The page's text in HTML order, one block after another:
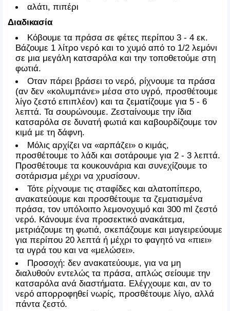
αλάτι, πιπέρι
Διαδικασία
Κόβουμε τα πράσα σε φέτες περίπου 3 - 4 εκ.
Βάζουμε 1 λίτρο νερό και το χυμό από το 1/2 λεμόνι
σε μια μεγάλη κατσαρόλα και την τοποθετούμε στη
φωτιά.
Οταν πάρει βράσει το νερό, ρίχνουμε τα πράσα
(αν δεν «κολυμπάνε» μέσα στο υγρό, προσθέτουμε
λίγο ζεστό επιπλέον) και τα ζεματίζουμε για 5 - 6
λεπτά. Τα σουρώνουμε. Ζεσταίνουμε την ίδια
κατσαρόλα σε δυνατή φωτιά και καβουρδίζουμε τον
κιμά με τη δάφνη.
Μόλις αρχίζει να «αρπάζει» ο κιμάς,
προσθέτουμε το λάδι και σοτάρουμε για 2 - 3 λεπτά.
Προσθέτουμε τα κουκουνάρια και συνεχίζουμε το
σοτάρισμα μέχρι να χρυσίσουν.
Τότε ρίχνουμε τις σταφίδες και αλατοπίπερο,
ανακατεύουμε και προσθέτουμε τα ζεματισμένα
πράσα, τον υπόλοιπο λεμονοχυμό και 300 ml ζεστό
νερό. Κάνουμε ένα προσεκτικό ανακάτεμα,
μετριάζουμε τη φωτιά, σκεπάζουμε και μαγειρεύουμε
για περίπου 20 λεπτά ή μέχρι το φαγητό να «πιει»
τα υγρά του και να «μελώσει».
Προσοχή: δεν ανακατεύουμε, για να μη
διαλυθούν εντελώς τα πράσα, απλώς σείουμε την
κατσαρόλα ανά διαστήματα. Ελέγχουμε και, αν το
νερό απορροφηθεί νωρίς, προσθέτουμε λίγο, αλλά
πάντα ζεστό.